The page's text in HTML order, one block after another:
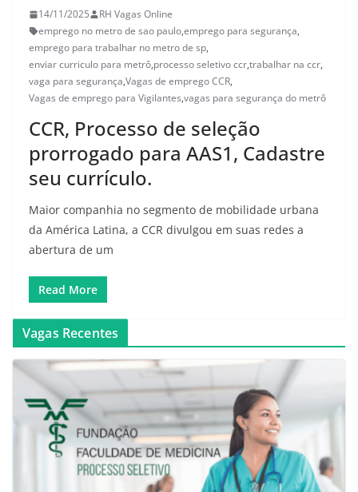
14/11/2025
RH Vagas Online
emprego no metro de sao paulo,emprego para segurança,
emprego para trabalhar no metro de sp,
enviar curriculo para metrô,processo seletivo ccr,trabalhar na ccr,
vaga para segurança,Vagas de emprego CCR,
Vagas de emprego para Vigilantes,vagas para segurança do metrô
CCR, Processo de seleção
prorrogado para AAS1, Cadastre
seu currículo.
Maior companhia no segmento de mobilidade urbana
da América Latina, a CCR divulgou em suas redes a
abertura de um
Read More
Vagas Recentes